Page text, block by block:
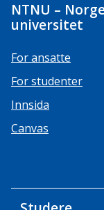
NTNU –
universitet
For ansatte
For studenter
Innsida
Canvas